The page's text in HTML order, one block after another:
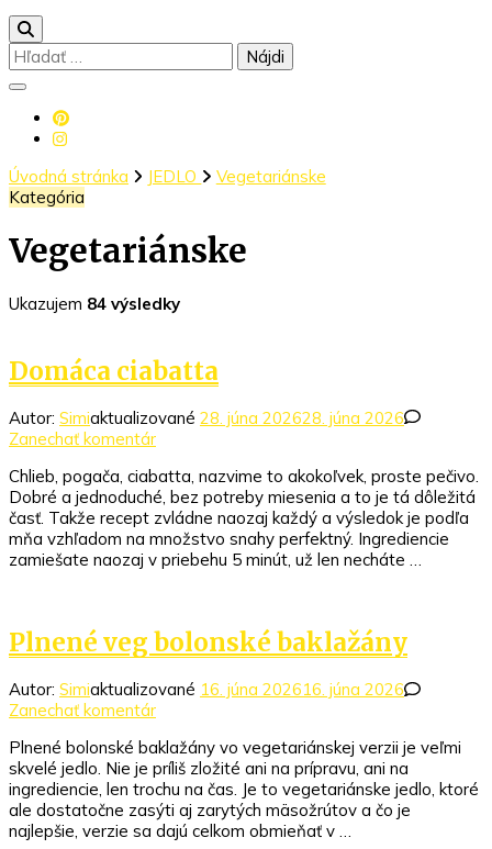
Hľadať:
Úvodná stránka JEDLO
Vegetariánske
Kategória
Vegetariánske
Ukazujem 84 výsledky
Domáca ciabatta
Autor: Simiaktualizované 28. júna 202628. júna 2026
Zanechať komentárk
Domáca
ciabatta
Chlieb, pogača, ciabatta, nazvime to akokoľvek, proste pečivo.
Dobré a jednoduché, bez potreby miesenia a to je tá dôležitá
časť. Takže recept zvládne naozaj každý a výsledok je podľa
mňa vzhľadom na množstvo snahy perfektný. Ingrediencie
zamiešate naozaj v priebehu 5 minút, už len necháte …
Plnené veg bolonské baklažány
Autor: Simiaktualizované 16. júna 202616. júna 2026
Zanechať komentárk
Plnené
veg
bolonské
baklažány
Plnené bolonské baklažány vo vegetariánskej verzii je veľmi
skvelé jedlo. Nie je príliš zložité ani na prípravu, ani na
ingrediencie, len trochu na čas. Je to vegetariánske jedlo, ktoré
ale dostatočne zasýti aj zarytých mäsožrútov a čo je
najlepšie, verzie sa dajú celkom obmieňať v …